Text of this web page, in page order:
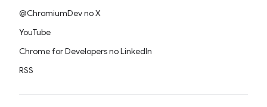
@ChromiumDev no X
YouTube
Chrome for Developers no LinkedIn
RSS